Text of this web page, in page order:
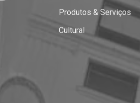
Produtos & Serviços
Cultural